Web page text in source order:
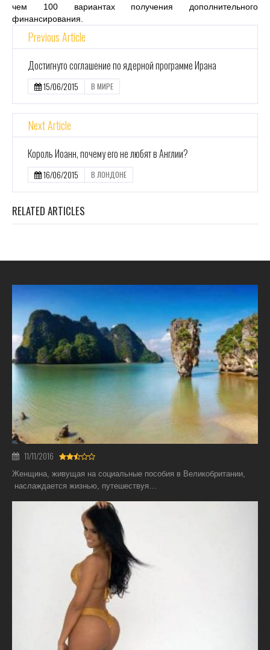
чем 100 вариантах получения дополнительного
финансирования.
Previous Article
Достигнуто соглашение по ядерной программе Ирана
15/06/2015 В МИРЕ
Next Article
Король Иоанн, почему его не любят в Англии?
16/06/2015 В ЛОНДОНЕ
RELATED ARTICLES
11/11/2016
Женщина, живущая на социальные пособия в Великобритании,
наслаждается жизнью, путешествуя…